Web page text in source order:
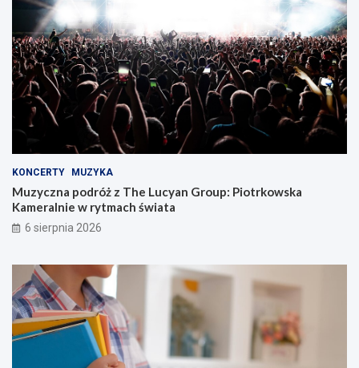
KONCERTY MUZYKA
Muzyczna podróż z The Lucyan Group: Piotrkowska
Kameralnie w rytmach świata
6 sierpnia 2026